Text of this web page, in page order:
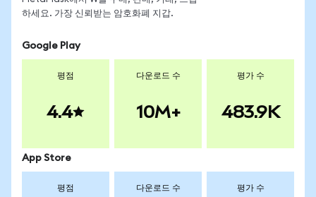
하세요. 가장 신뢰받는 암호화폐 지갑.
Google Play
평점
4.4
다운로드 수
10M+
평가 수
483.9K
App Store
평점 다운로드 수 평가 수